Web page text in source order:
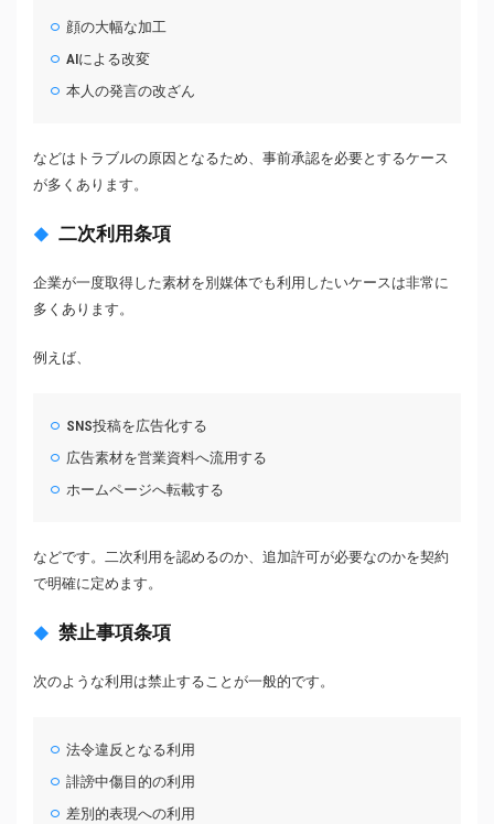
顔の大幅な加工
AIによる改変
本人の発言の改ざん
などはトラブルの原因となるため、事前承認を必要とするケース
が多くあります。
二次利用条項
企業が一度取得した素材を別媒体でも利用したいケースは非常に
多くあります。
例えば、
SNS投稿を広告化する
広告素材を営業資料へ流用する
ホームページへ転載する
などです。二次利用を認めるのか、追加許可が必要なのかを契約
で明確に定めます。
禁止事項条項
次のような利用は禁止することが一般的です。
法令違反となる利用
誹謗中傷目的の利用
差別的表現への利用